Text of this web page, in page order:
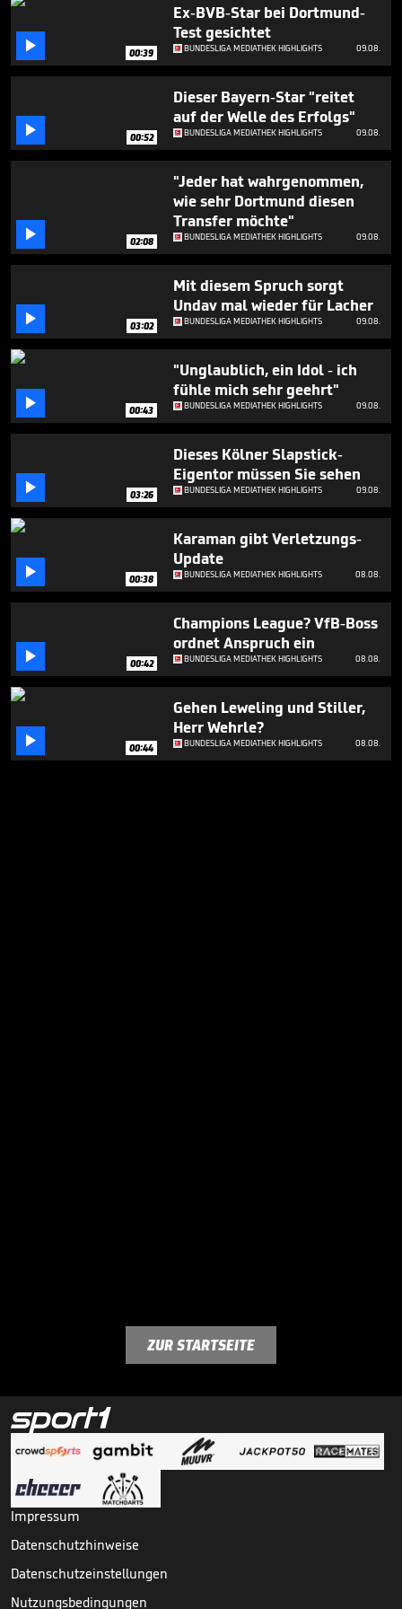
2
seconds
 00:39
Ex-BVB-Star bei Dortmund-
Test gesichtet
BUNDESLIGA MEDIATHEK HIGHLIGHTS 09.08.
 00:52
Dieser Bayern-Star "reitet
auf der Welle des Erfolgs"
BUNDESLIGA MEDIATHEK HIGHLIGHTS 09.08.
 02:08
"Jeder hat wahrgenommen,
wie sehr Dortmund diesen
Transfer möchte"
BUNDESLIGA MEDIATHEK HIGHLIGHTS 09.08.
 03:02
Mit diesem Spruch sorgt
Undav mal wieder für Lacher
BUNDESLIGA MEDIATHEK HIGHLIGHTS 09.08.
 00:43
"Unglaublich, ein Idol - ich
fühle mich sehr geehrt"
BUNDESLIGA MEDIATHEK HIGHLIGHTS 09.08.
 03:26
Dieses Kölner Slapstick-
Eigentor müssen Sie sehen
BUNDESLIGA MEDIATHEK HIGHLIGHTS 09.08.
 00:38
Karaman gibt Verletzungs-
Update
BUNDESLIGA MEDIATHEK HIGHLIGHTS 08.08.
 00:42
Champions League? VfB-Boss
ordnet Anspruch ein
BUNDESLIGA MEDIATHEK HIGHLIGHTS 08.08.
 00:44
Gehen Leweling und Stiller,
Herr Wehrle?
BUNDESLIGA MEDIATHEK HIGHLIGHTS 08.08.
ZUR STARTSEITE
Impressum
Datenschutzhinweise
Datenschutzeinstellungen
Nutzungsbedingungen